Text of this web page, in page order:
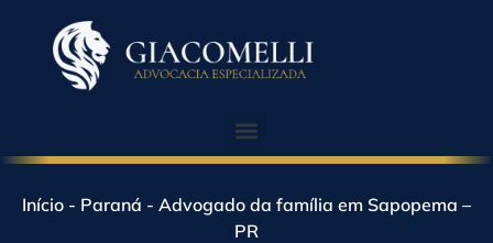
Início - Paraná - Advogado da família em Sapopema –
PR